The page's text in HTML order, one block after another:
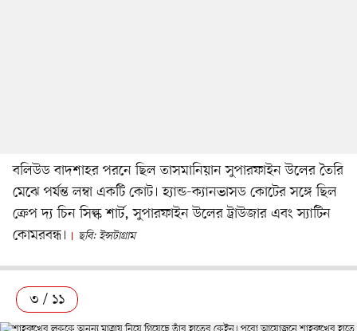
বলিউড বাদশাহর পরনে ছিল তাসমানিয়ান সুপারফাইন উলের তৈরি
মেঝে পর্যন্ত লম্বা একটি কোট। হ্যান্ড-ক্যানভাসড কোটের সঙ্গে ছিল
ক্রেপ দ্য চিন সিল্ক শার্ট, সুপারফাইন উলের ট্রাউজার এবং স্যাটিন
কোমরবন্ধ।
ছবি: ইন্সটাগ্রাম
৩ / ১১